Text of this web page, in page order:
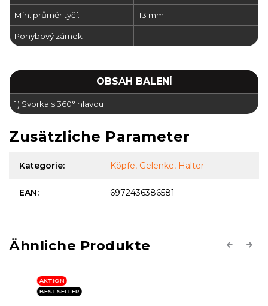
Min. průměr tyčí: 13 mm
Pohybový zámek
OBSAH BALENÍ
1) Svorka s 360° hlavou
Zusätzliche Parameter
Kategorie: Köpfe, Gelenke, Halter
EAN: 6972436386581
Previous
AKTION
BESTSELLER
Next